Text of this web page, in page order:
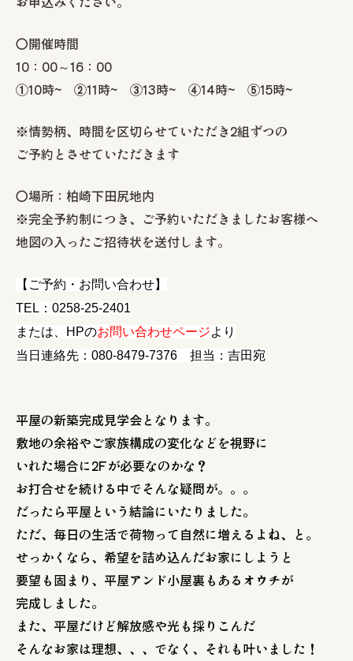
〇開催時間
10：00～16：00
①10時~ ②11時~ ③13時~ ④14時~ ⑤15時~
※情勢柄、時間を区切らせていただき2組ずつの
ご予約とさせていただきます
〇場所：柏崎下田尻地内
※完全予約制につき、ご予約いただきましたお客様へ
地図の入ったご招待状を送付します。
【ご予約・お問い合わせ】
TEL：0258-25-2401
または、HPのお問い合わせページより
当日連絡先：080-8479-7376 担当：吉田宛
平屋の新築完成見学会となります。
敷地の余裕やご家族構成の変化などを視野に
いれた場合に2Fが必要なのかな？
お打合せを続ける中でそんな疑問が。。。
だったら平屋という結論にいたりました。
ただ、毎日の生活で荷物って自然に増えるよね、と。
せっかくなら、希望を詰め込んだお家にしようと
要望も固まり、平屋アンド小屋裏もあるオウチが
完成しました。
また、平屋だけど解放感や光も採りこんだ
そんなお家は理想、、、でなく、それも叶いました！